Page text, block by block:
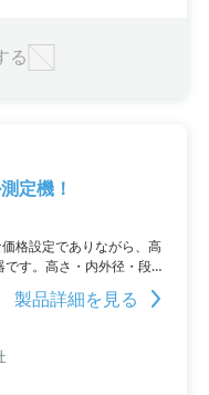
る
定機！
格設定でありながら、高
す。高さ・内外径・段
・溝や穴の幅など、様々
単で、ワンクリックで測
速な測定を実現します。
製品詳細を見る